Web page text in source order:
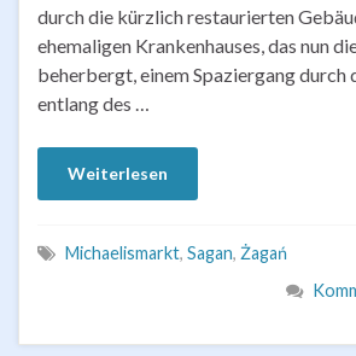
durch die kürzlich restaurierten
ehemaligen Krankenhauses, das nun
beherbergt, einem Spaziergang durch
entlang des …
Weiterlesen
Michaelismarkt, Sagan, Żagań